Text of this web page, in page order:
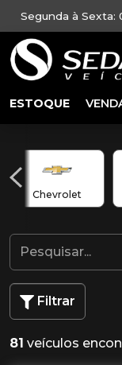
Segunda à Sexta:
ESTOQUE
Chevrolet
Filtrar
81 veículos